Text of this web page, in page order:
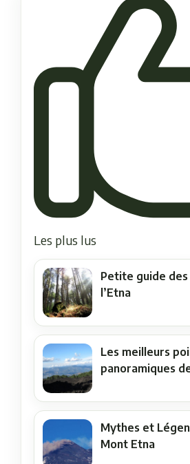
Les plus lus
Petite guide
l’Etna
Les meilleurs
panoramiques
Mythes et
Mont Etna